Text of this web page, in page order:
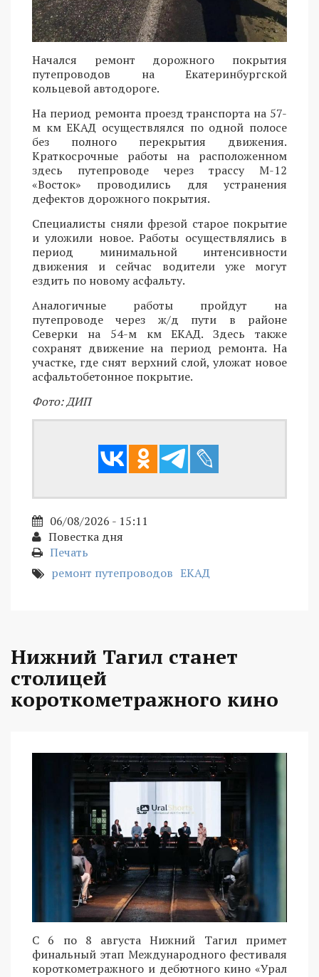
Начался ремонт дорожного покрытия
путепроводов на Екатеринбургской
кольцевой автодороге.
На период ремонта проезд транспорта на 57-
м км ЕКАД осуществлялся по одной полосе
без полного перекрытия движения.
Краткосрочные работы на расположенном
здесь путепроводе через трассу М-12
«Восток» проводились для устранения
дефектов дорожного покрытия.
Специалисты сняли фрезой старое покрытие
и уложили новое. Работы осуществлялись в
период минимальной интенсивности
движения и сейчас водители уже могут
ездить по новому асфальту.
Аналогичные работы пройдут на
путепроводе через ж/д пути в районе
Северки на 54-м км ЕКАД. Здесь также
сохранят движение на период ремонта. На
участке, где снят верхний слой, уложат новое
асфальтобетонное покрытие.
Фото: ДИП
06/08/2026 - 15:11
Повестка дня
Печать
ремонт путепроводов ЕКАД
Нижний Тагил станет
столицей
короткометражного кино
С 6 по 8 августа Нижний Тагил примет
финальный этап Международного фестиваля
короткометражного и дебютного кино «Урал